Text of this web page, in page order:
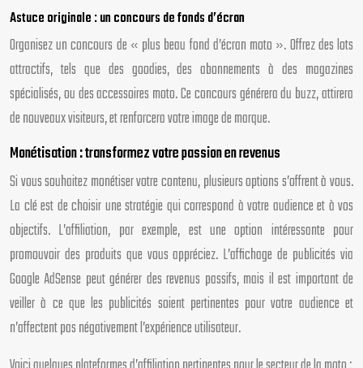
Astuce originale : un concours de fonds d’écran
Organisez un concours de « plus beau fond d’écran moto ». Offrez des lots
attractifs, tels que des goodies, des abonnements à des magazines
spécialisés, ou des accessoires moto. Ce concours générera du buzz, attirera
de nouveaux visiteurs, et renforcera votre image de marque.
Monétisation : transformez votre passion en revenus
Si vous souhaitez monétiser votre contenu, plusieurs options s’offrent à vous.
La clé est de choisir une stratégie qui correspond à votre audience et à vos
objectifs. L’affiliation, par exemple, est une option intéressante pour
promouvoir des produits que vous appréciez. L’affichage de publicités via
Google AdSense peut générer des revenus passifs, mais il est important de
veiller à ce que les publicités soient pertinentes pour votre audience et
n’affectent pas négativement l’expérience utilisateur.